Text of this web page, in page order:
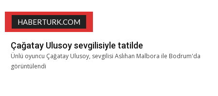
HABERTURK.COM
Çağatay Ulusoy sevgilisiyle tatilde
Ünlü oyuncu Çağatay Ulusoy, sevgilisi Aslıhan Malbora ile Bodrum'da
görüntülendi